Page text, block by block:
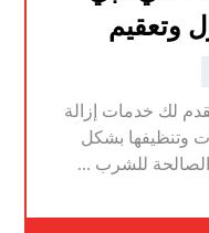
لك خدمات إزالة
وتنظيفها بشكل
للشرب ...